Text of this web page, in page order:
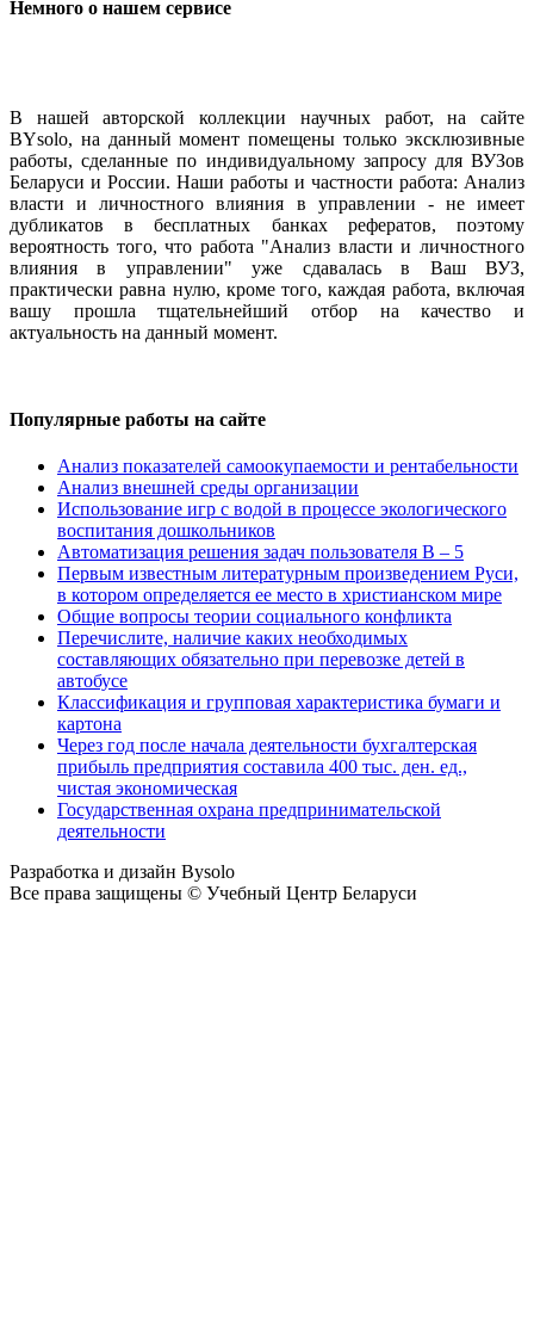
Немного о нашем сервисе
В нашей авторской коллекции научных работ, на сайте
BYsolo, на данный момент помещены только эксклюзивные
работы, сделанные по индивидуальному запросу для ВУЗов
Беларуси и России. Наши работы и частности работа: Анализ
власти и личностного влияния в управлении - не имеет
дубликатов в бесплатных банках рефератов, поэтому
вероятность того, что работа "Анализ власти и личностного
влияния в управлении" уже сдавалась в Ваш ВУЗ,
практически равна нулю, кроме того, каждая работа, включая
вашу прошла тщательнейший отбор на качество и
актуальность на данный момент.
Популярные работы на сайте
Анализ показателей самоокупаемости и рентабельности
Анализ внешней среды организации
Использование игр с водой в процессе экологического
воспитания дошкольников
Автоматизация решения задач пользователя В – 5
Первым известным литературным произведением Руси,
в котором определяется ее место в христианском мире
Общие вопросы теории социального конфликта
Перечислите, наличие каких необходимых
составляющих обязательно при перевозке детей в
автобусе
Классификация и групповая характеристика бумаги и
картона
Через год после начала деятельности бухгалтерская
прибыль предприятия составила 400 тыс. ден. ед.,
чистая экономическая
Государственная охрана предпринимательской
деятельности
Разработка и дизайн Bysolo
Все права защищены © Учебный Центр Беларуси